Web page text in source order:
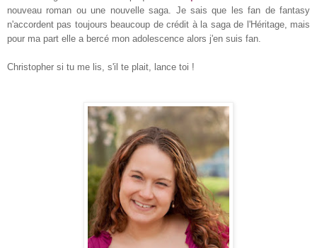
nouveau roman ou une nouvelle saga. Je sais que les fan de fantasy
n'accordent pas toujours beaucoup de crédit à la saga de l'Héritage, mais
pour ma part elle a bercé mon adolescence alors j'en suis fan.
Christopher si tu me lis, s'il te plait, lance toi !